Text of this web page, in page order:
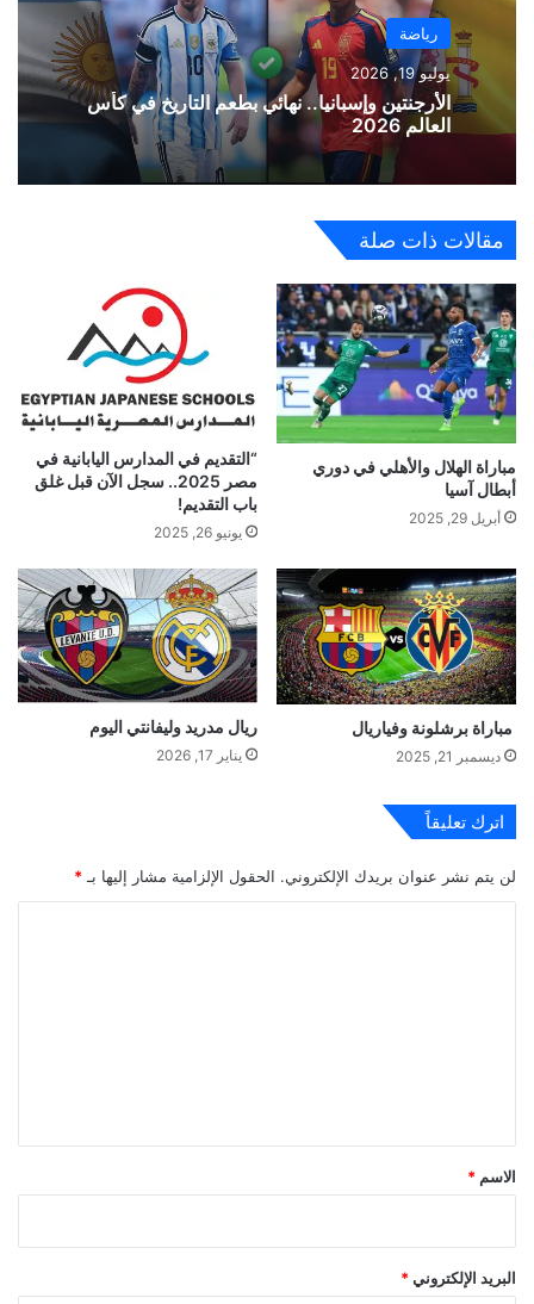
رياضة
يوليو 19, 2026
الأرجنتين وإسبانيا.. نهائي بطعم التاريخ في كأس
العالم 2026
مقالات ذات صلة
مباراة الهلال والأهلي في دوري
أبطال آسيا
أبريل 29, 2025
“التقديم في المدارس اليابانية في
مصر 2025.. سجل الآن قبل غلق
باب التقديم!
يونيو 26, 2025
مباراة برشلونة وفياريال
ديسمبر 21, 2025
ريال مدريد وليفانتي اليوم
يناير 17, 2026
اترك تعليقاً
لن يتم نشر عنوان بريدك الإلكتروني. الحقول الإلزامية مشار إليها بـ *
*
الاسم *
البريد الإلكتروني *